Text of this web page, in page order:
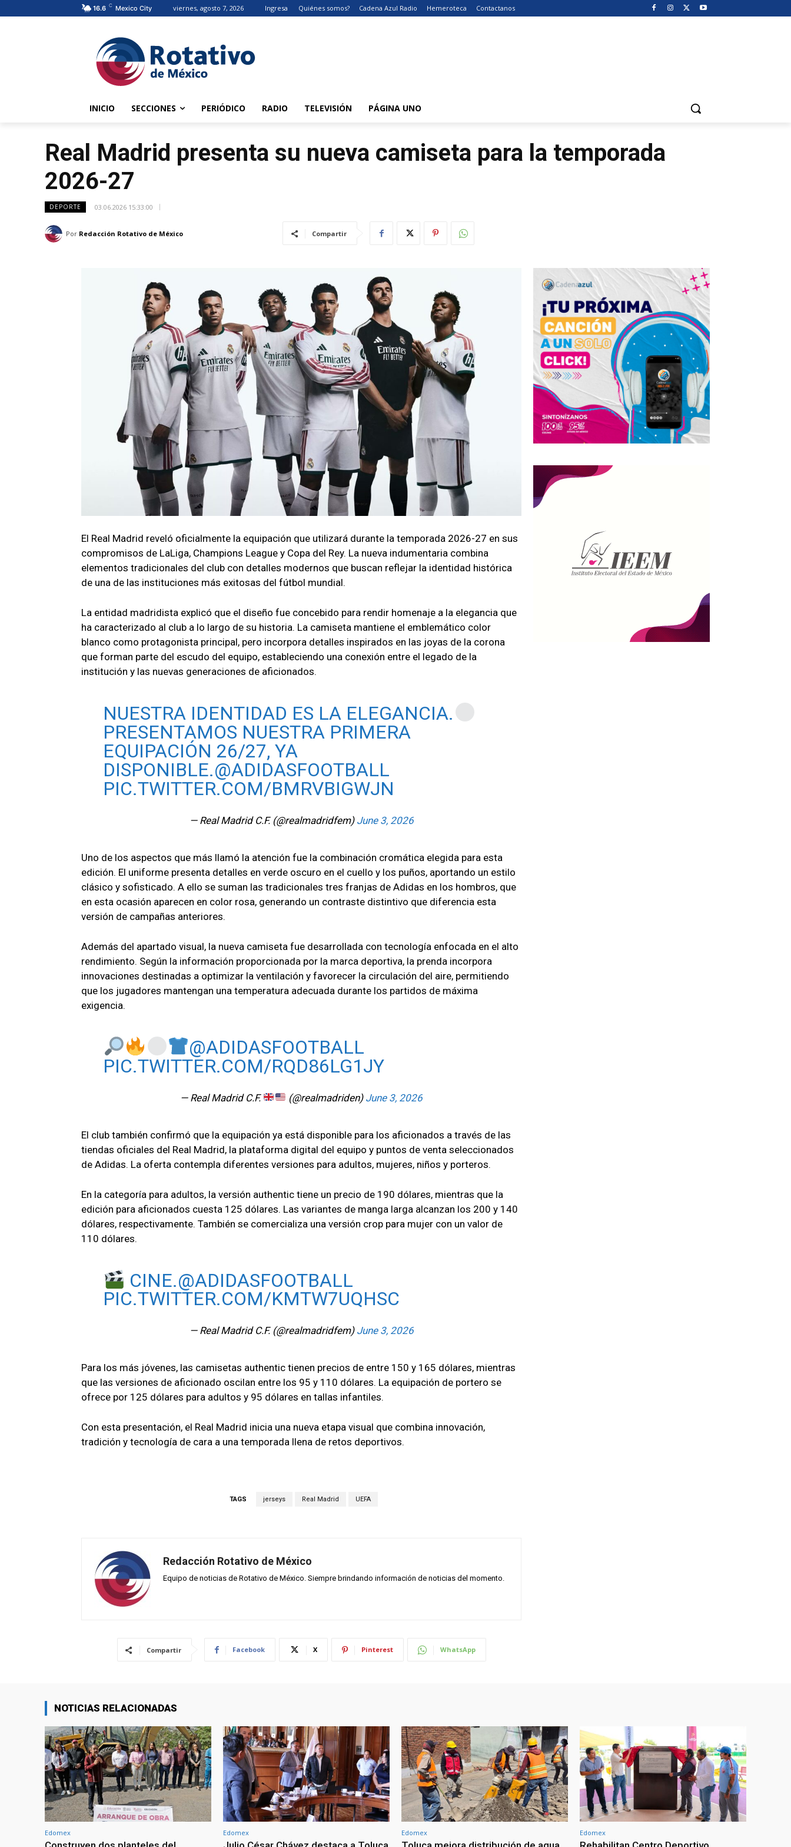
16.6 C Mexico City viernes, agosto 7, 2026 Ingresa Quiénes somos? Cadena Azul Radio Hemeroteca Contactanos
INICIO SECCIONES PERIÓDICO RADIO TELEVISIÓN PÁGINA UNO
Real Madrid presenta su nueva camiseta para la temporada
2026-27
DEPORTE 03.06.2026 15:33:00
Por Redacción Rotativo de México Compartir
El Real Madrid reveló oficialmente la equipación que utilizará durante la temporada 2026-27 en sus
compromisos de LaLiga, Champions League y Copa del Rey. La nueva indumentaria combina
elementos tradicionales del club con detalles modernos que buscan reflejar la identidad histórica
de una de las instituciones más exitosas del fútbol mundial.
La entidad madridista explicó que el diseño fue concebido para rendir homenaje a la elegancia que
ha caracterizado al club a lo largo de su historia. La camiseta mantiene el emblemático color
blanco como protagonista principal, pero incorpora detalles inspirados en las joyas de la corona
que forman parte del escudo del equipo, estableciendo una conexión entre el legado de la
institución y las nuevas generaciones de aficionados.
NUESTRA IDENTIDAD ES LA ELEGANCIA.
PRESENTAMOS NUESTRA PRIMERA
EQUIPACIÓN 26/27, YA
DISPONIBLE.@ADIDASFOOTBALL
PIC.TWITTER.COM/BMRVBIGWJN
— Real Madrid C.F. (@realmadridfem) June 3, 2026
Uno de los aspectos que más llamó la atención fue la combinación cromática elegida para esta
edición. El uniforme presenta detalles en verde oscuro en el cuello y los puños, aportando un estilo
clásico y sofisticado. A ello se suman las tradicionales tres franjas de Adidas en los hombros, que
en esta ocasión aparecen en color rosa, generando un contraste distintivo que diferencia esta
versión de campañas anteriores.
Además del apartado visual, la nueva camiseta fue desarrollada con tecnología enfocada en el alto
rendimiento. Según la información proporcionada por la marca deportiva, la prenda incorpora
innovaciones destinadas a optimizar la ventilación y favorecer la circulación del aire, permitiendo
que los jugadores mantengan una temperatura adecuada durante los partidos de máxima
exigencia.
@ADIDASFOOTBALL
PIC.TWITTER.COM/RQD86LG1JY
— Real Madrid C.F. (@realmadriden) June 3, 2026
El club también confirmó que la equipación ya está disponible para los aficionados a través de las
tiendas oficiales del Real Madrid, la plataforma digital del equipo y puntos de venta seleccionados
de Adidas. La oferta contempla diferentes versiones para adultos, mujeres, niños y porteros.
En la categoría para adultos, la versión authentic tiene un precio de 190 dólares, mientras que la
edición para aficionados cuesta 125 dólares. Las variantes de manga larga alcanzan los 200 y 140
dólares, respectivamente. También se comercializa una versión crop para mujer con un valor de
110 dólares.
CINE.@ADIDASFOOTBALL
PIC.TWITTER.COM/KMTW7UQHSC
— Real Madrid C.F. (@realmadridfem) June 3, 2026
Para los más jóvenes, las camisetas authentic tienen precios de entre 150 y 165 dólares, mientras
que las versiones de aficionado oscilan entre los 95 y 110 dólares. La equipación de portero se
ofrece por 125 dólares para adultos y 95 dólares en tallas infantiles.
Con esta presentación, el Real Madrid inicia una nueva etapa visual que combina innovación,
tradición y tecnología de cara a una temporada llena de retos deportivos.
TAGS jerseys Real Madrid UEFA
Redacción Rotativo de México
Equipo de noticias de Rotativo de México. Siempre brindando información de noticias del momento.
Compartir Facebook X Pinterest WhatsApp
NOTICIAS RELACIONADAS
Edomex Edomex Edomex Edomex